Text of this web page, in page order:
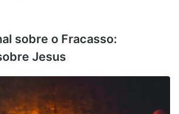
sobre o Fracasso:
Jesus